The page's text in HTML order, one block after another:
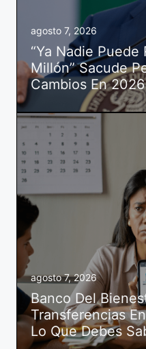
agosto 7, 2026
“Ya Nadie
Millón” Sacude
Cambios En 2026
agosto 7, 2026
Banco Del
Transferencias
Lo Que Debes